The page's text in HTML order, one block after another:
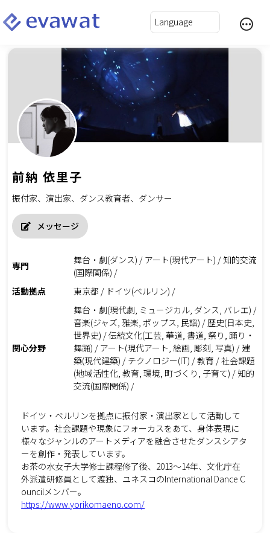
前納 依里子
振付家、演出家、ダンス教育者、ダンサー
メッセージ
専門
舞台・劇(ダンス) / アート(現代アート) / 知的交流
(国際関係) /
活動拠点
東京都 / ドイツ(ベルリン) /
関心分野
舞台・劇(現代劇, ミュージカル, ダンス, バレエ) /
音楽(ジャズ, 雅楽, ポップス, 民謡) / 歴史(日本史,
世界史) / 伝統文化(工芸, 華道, 書道, 祭り, 踊り・
舞踊) / アート(現代アート, 絵画, 彫刻, 写真) / 建
築(現代建築) / テクノロジー(IT) / 教育 / 社会課題
(地域活性化, 教育, 環境, 町づくり, 子育て) / 知的
交流(国際関係) /
ドイツ・ベルリンを拠点に振付家・演出家として活動して
います。社会課題や現象にフォーカスをあて、身体表現に
様々なジャンルのアートメディアを融合させたダンスシアタ
ーを創作・発表しています。
お茶の水女子大学修士課程修了後、2013～14年、文化庁在
外派遣研修員として渡独、ユネスコのInternational Dance C
ouncilメンバー。
https://www.yorikomaeno.com/